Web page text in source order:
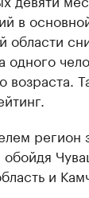
в
области
одного
возраста.
регион
и